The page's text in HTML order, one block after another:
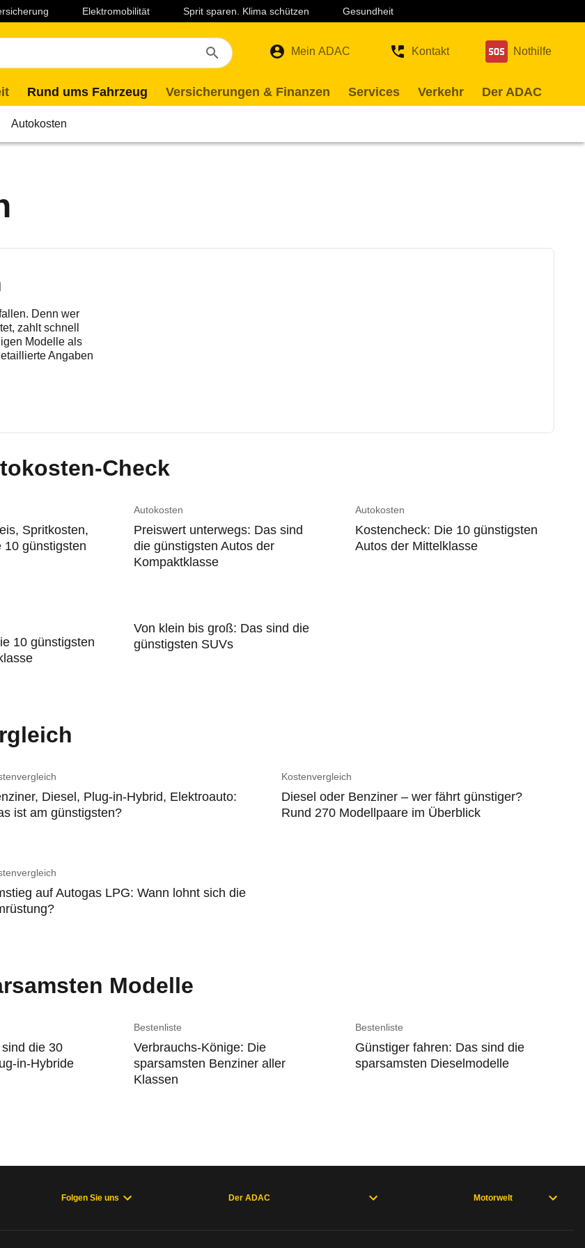
Elektromobilität Sprit sparen. Klima schützen Gesundheit
Mein ADAC Kontakt Nothilfe
Rund ums Fahrzeug Versicherungen & Finanzen Services Verkehr Der ADAC
Autokosten
Denn wer
zahlt schnell
Modelle als
Angaben
Check
Spritkosten,
10 günstigsten
Autokosten
Preiswert unterwegs: Das sind
die günstigsten Autos der
Kompaktklasse
Autokosten
Kostencheck: Die 10 günstigsten
Autos der Mittelklasse
10 günstigsten
Von klein bis groß: Das sind die
günstigsten SUVs
Diesel, Plug-in-Hybrid, Elektroauto:
ist am günstigsten?
Kostenvergleich
Diesel oder Benziner – wer fährt günstiger?
Rund 270 Modellpaare im Überblick
auf Autogas LPG: Wann lohnt sich die
Modelle
die 30
in-Hybride
Bestenliste
Verbrauchs-Könige: Die
sparsamsten Benziner aller
Klassen
Bestenliste
Günstiger fahren: Das sind die
sparsamsten Dieselmodelle
Folgen Sie uns Der ADAC Motorwelt